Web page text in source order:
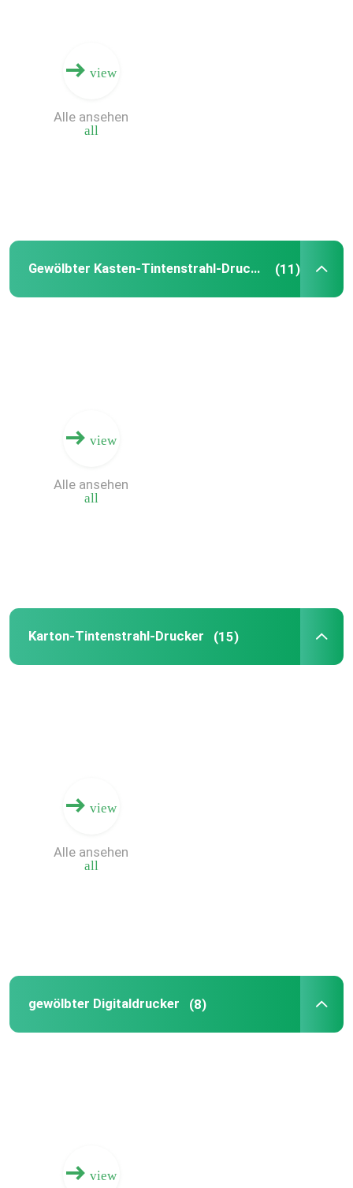
Produkte
Videos
Qualitätskontrolle
Kasten-Drucker Machine
Digital-Tintenstrahl-Druckmaschine
view
all
Alle ansehen
Gewölbter Kasten-Tintenstrahl-Drucker (11)
view
all
Alle ansehen
Karton-Tintenstrahl-Drucker (15)
view
all
Alle ansehen
gewölbter Digitaldrucker (8)
view